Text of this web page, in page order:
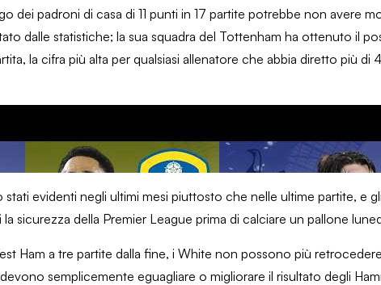
dei padroni di casa di 11 punti in 17 partite potrebbe non avere
dalle statistiche; la sua squadra del Tottenham ha ottenuto il
la cifra più alta per qualsiasi allenatore che abbia diretto più di
evidenti negli ultimi mesi piuttosto che nelle ultime partite, e
sicurezza della Premier League prima di calciare un pallone
Ham a tre partite dalla fine, i White non possono più
semplicemente eguagliare o migliorare il risultato degli